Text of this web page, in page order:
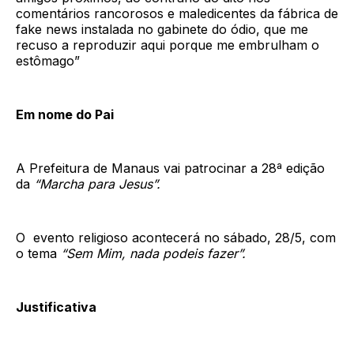
comentários rancorosos e maledicentes da fábrica de
fake news instalada no gabinete do ódio, que me
recuso a reproduzir aqui porque me embrulham o
estômago”
Em nome do Pai
A Prefeitura de Manaus vai patrocinar a 28ª edição
da “Marcha para Jesus”.
O evento religioso acontecerá no sábado, 28/5, com
o tema “Sem Mim, nada podeis fazer”.
Justificativa